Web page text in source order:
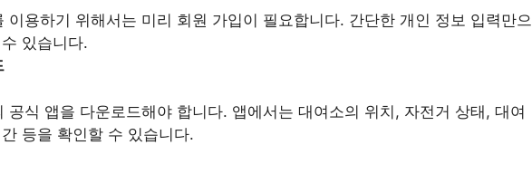
이용하기 위해서는 미리 회원 가입이 필요합니다. 간단한 개인 정보 입력만으
있습니다.
공식 앱을 다운로드해야 합니다. 앱에서는 대여소의 위치, 자전거 상태, 대여
등을 확인할 수 있습니다.